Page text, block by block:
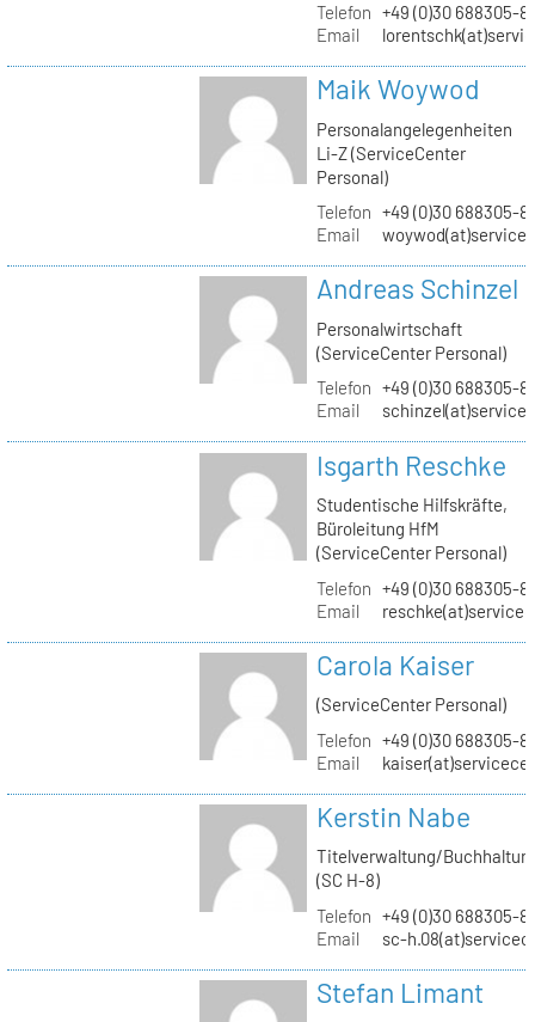
Telefon +49 (0)30 688305-
Email
Maik Woywod
Personalangelegenheiten
Li-Z (ServiceCenter
Personal)
Telefon +49 (0)30 688305-
Email
Andreas Schinzel
Personalwirtschaft
(ServiceCenter Personal)
Telefon +49 (0)30 688305-
Email
Isgarth Reschke
Studentische Hilfskräfte,
Büroleitung HfM
(ServiceCenter Personal)
Telefon +49 (0)30 688305-
Email
Carola Kaiser
(ServiceCenter Personal)
Telefon +49 (0)30 688305-
Email
Kerstin Nabe
Titelverwaltung/
(SC H-8)
Telefon +49 (0)30 688305-
Email
sc-
Stefan Limant